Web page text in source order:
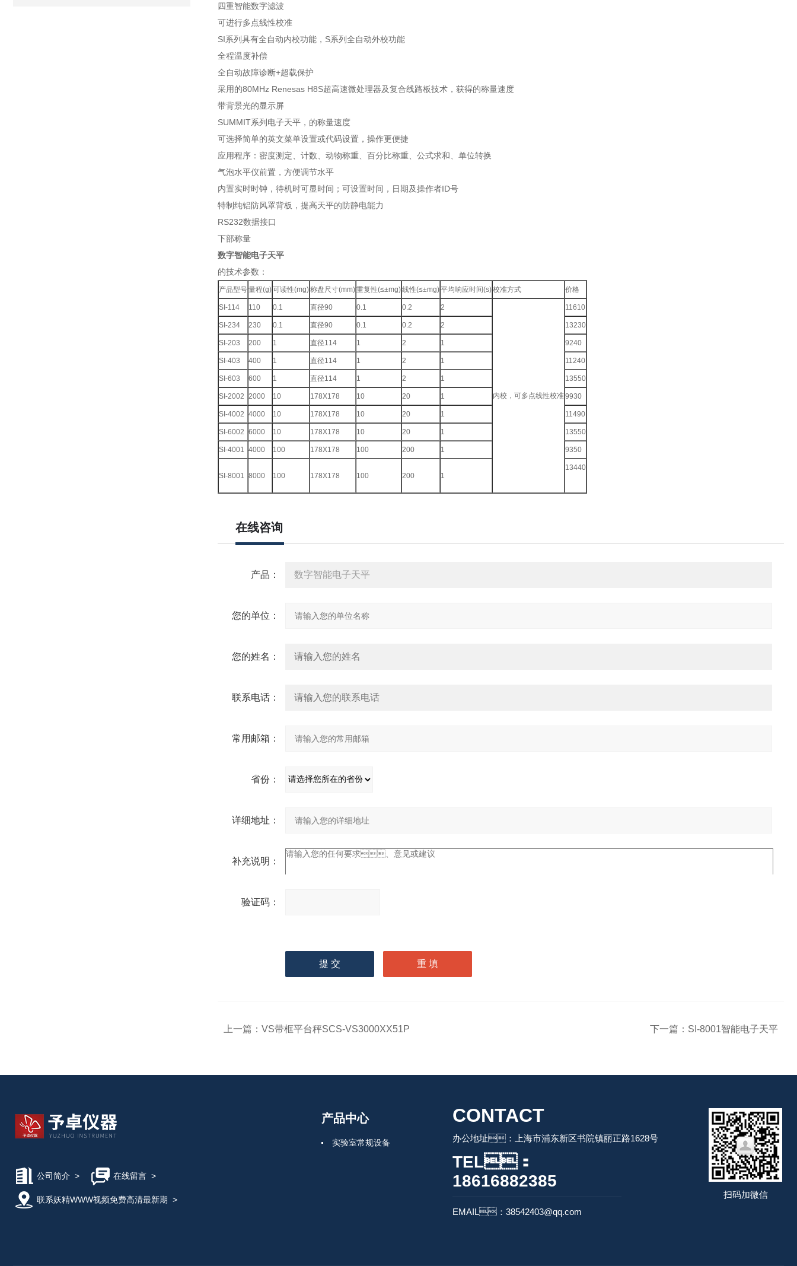
四重智能数字滤波
可进行多点线性校准
SI系列具有全自动内校功能，S系列全自动外校功能
全程温度补偿
全自动故障诊断+超载保护
采用的80MHz Renesas H8S超高速微处理器及复合线路板技术，获得的称量速度
带背景光的显示屏
SUMMIT系列电子天平，的称量速度
可选择简单的英文菜单设置或代码设置，操作更便捷
应用程序：密度测定、计数、动物称重、百分比称重、公式求和、单位转换
气泡水平仪前置，方便调节水平
内置实时时钟，待机时可显时间；可设置时间，日期及操作者ID号
特制纯铝防风罩背板，提高天平的防静电能力
RS232数据接口
下部称量
数字智能电子天平
的技术参数：
产品型号量程(g)可读性(mg)称盘尺寸(mm)重复性(≤±mg)线性(≤±mg)平均响应时间(s)校准方式 价格
SI-114 110 0.1 直径90 0.1 0.2 2
内校，可多点线性校准
11610
SI-234 230 0.1 直径90 0.1 0.2 2 13230
SI-203 200 1 直径114 1 2 1 9240
SI-403 400 1 直径114 1 2 1 11240
SI-603 600 1 直径114 1 2 1 13550
SI-2002 2000 10 178X178 10 20 1 9930
SI-4002 4000 10 178X178 10 20 1 11490
SI-6002 6000 10 178X178 10 20 1 13550
SI-4001 4000 100 178X178 100 200 1 9350
SI-8001 8000 100 178X178 100 200 1
13440
在线咨询
产品：
您的单位：
您的姓名：
联系电话：
常用邮箱：
省份：
详细地址：
补充说明：
验证码：
输入计算结果（填写阿拉
上一篇： VS带框平台秤SCS-VS3000XX51P 下一篇： SI-8001智能电子天平
公司简介 > 在线留言>
联系妖精WWW视频免费高清最新期 >
产品中心
实验室常规设备
CONTACT
办公地址：上海市浦东新区书院镇丽正路1628号
TEL：
18616882385
EMAIL：38542403@qq.com
扫码加微信